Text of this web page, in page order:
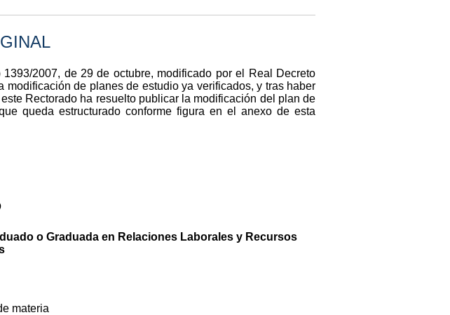
2007, de 29 de octubre, modificado por el Real Decreto
de planes de estudio ya verificados, y tras haber
Rectorado ha resuelto publicar la modificación del plan de
queda estructurado conforme figura en el anexo de esta
o Graduada en Relaciones Laborales y Recursos
materia